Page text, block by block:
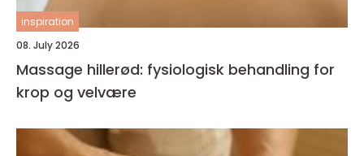
inspiration
08. July 2026
Massage hillerød: fysiologisk behandling for
krop og velvære